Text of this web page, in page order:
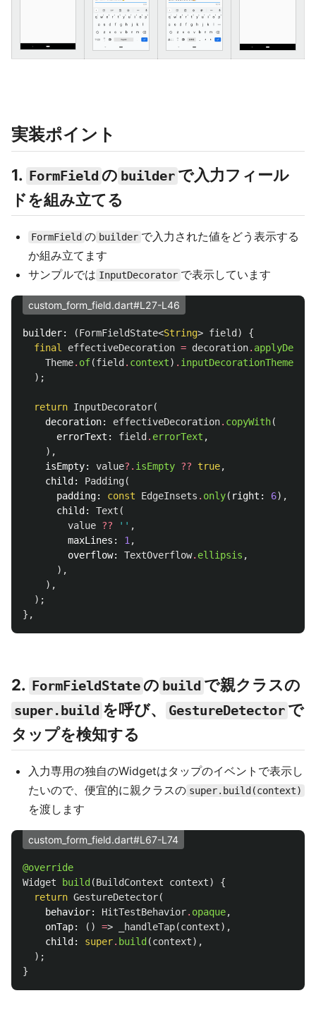
実装ポイント
1. FormField の builder で入力フィール
ドを組み立てる
FormField の builder で入力された値をどう表示する
か組み立てます
サンプルでは InputDecorator で表示しています
custom_form_field.dart#L27-L46
builder: (FormFieldState<String> field )
{
final
effectiveDecoration = decoration.
Theme. of(field . context) . inputDecorationTheme
);
return InputDecorator(
decoration:
effectiveDecoration. copyWith(
errorText:
field . errorText ,
),
isEmpty:
value?. isEmpty ?? true,
child:
Padding(
padding:
const EdgeInsets . only( right: 6),
child:
Text (
value ?? '' ,
maxLines:
1 ,
overflow:
TextOverflow. ellipsis ,
),
),
);
},
2. FormFieldStateの build で親クラスの
super.build を呼び、 GestureDetector で
タップを検知する
入力専用の独自のWidgetはタップのイベントで表示し
たいので、便宜的に親クラスの super.build(context)
を渡します
custom_form_field.dart#L67-L74
@override
Widget
build (BuildContext context)
{
return GestureDetector(
behavior:
HitTestBehavior. opaque,
onTap:
() => _handleTap(context),
child:
super. build (context),
);
}